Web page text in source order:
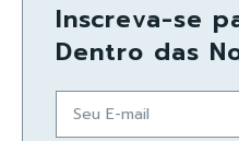
Inscreva-se
Dentro das